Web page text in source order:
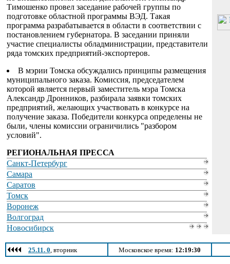
Тимошенко провел заседание рабочей группы по
подготовке областной программы ВЭД. Такая
программа разрабатывается в области в соответствии с
постановлением губернатора. В заседании приняли
участие специалисты обладминистрации, представители
ряда томских предприятий-экспортеров.
В мэрии Томска обсуждались принципы размещения
муниципального заказа. Комиссия, председателем
которой является первый заместитель мэра Томска
Александр Дронников, разбирала заявки томских
предприятий, желающих участвовать в конкурсе на
получение заказа. Победители конкурса определены не
были, члены комиссии ограничились "разбором
условий".
РЕГИОНАЛЬНАЯ ПРЕССА
Санкт-Петербург
Самара
Саратов
Томск
Воронеж
Волгоград
Новосибирск
25.11. 0, вторник Московское время: 12:19:30